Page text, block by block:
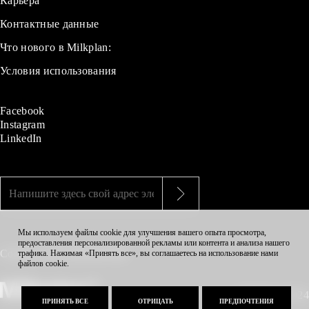
Мы используем файлы cookie для улучшения вашего опыта просмотра,
предоставления персонализированной рекламы или контента и анализа нашего
трафика. Нажимая «Принять все», вы соглашаетесь на использование нами
файлов cookie.
ПРИНЯТЬ ВСЕ ОТРИЦАТЬ ПРЕДПОЧТЕНИЯ
Facebook
Instagram
LinkedIn
Контактные данные
Что нового в Milkplan:
Условия использования
Contact(+30) 2394 020 400
© Milkplan 2024